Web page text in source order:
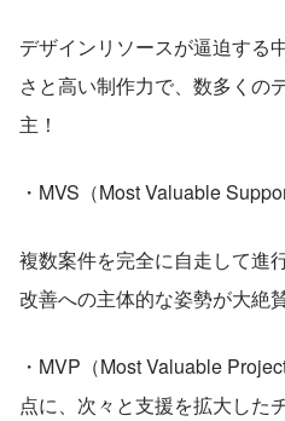
デザインリソースが逼迫する
さと高い制作力で、数多くの
主！
・MVS（Most Valuable
複数案件を完全に自走して進
改善への主体的な姿勢が大絶
・MVP（Most Valuable
点に、次々と支援を拡大した